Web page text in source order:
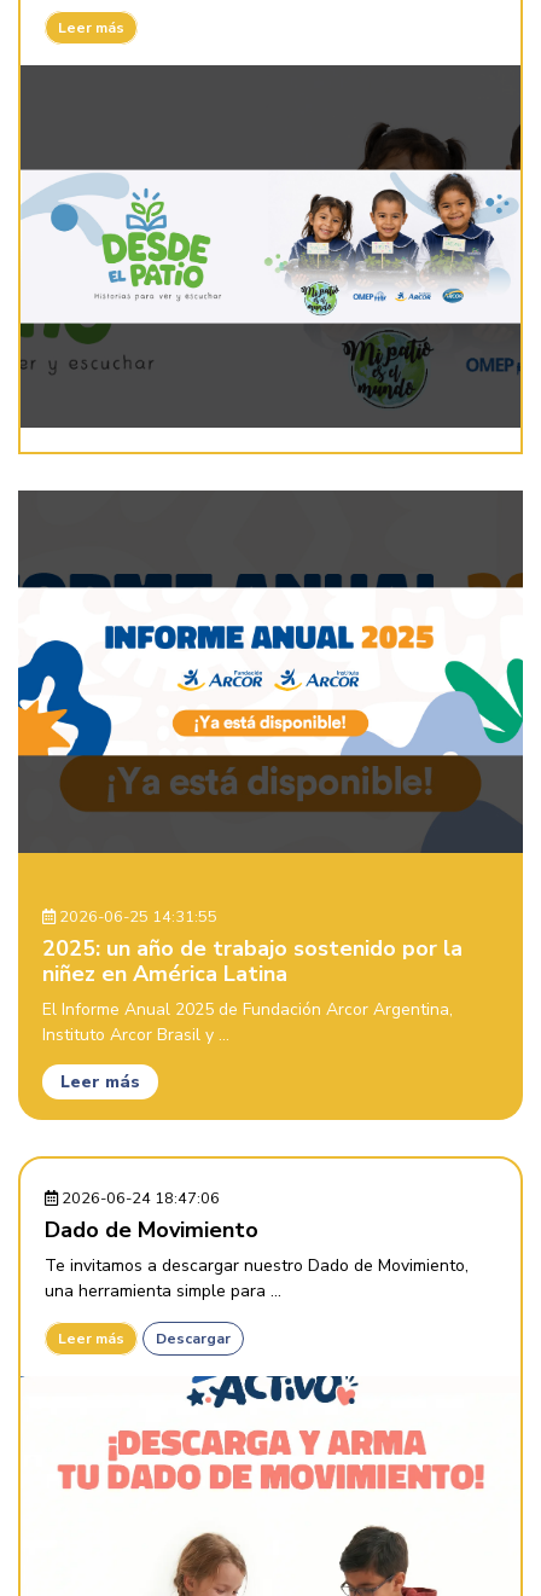
Leer más
2026-06-25 14:31:55
2025: un año de trabajo sostenido por la
niñez en América Latina
El Informe Anual 2025 de Fundación Arcor Argentina,
Instituto Arcor Brasil y ...
Leer más
2026-06-24 18:47:06
Dado de Movimiento
Te invitamos a descargar nuestro Dado de Movimiento,
una herramienta simple para ...
Leer más Descargar